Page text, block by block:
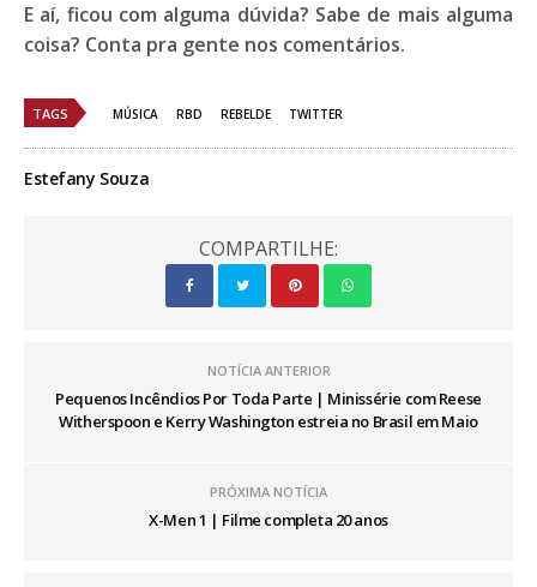
E aí, ficou com alguma dúvida? Sabe de mais alguma
coisa? Conta pra gente nos comentários.
TAGS MÚSICA RBD REBELDE TWITTER
Estefany Souza
COMPARTILHE:
NOTÍCIA ANTERIOR
Pequenos Incêndios Por Toda Parte | Minissérie com Reese
Witherspoon e Kerry Washington estreia no Brasil em Maio
PRÓXIMA NOTÍCIA
X-Men 1 | Filme completa 20 anos